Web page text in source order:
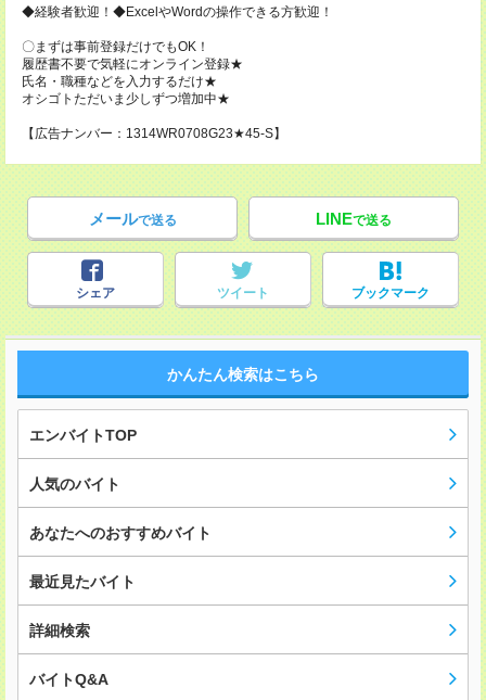
◆経験者歓迎！◆ExcelやWordの操作できる方歓迎！
〇まずは事前登録だけでもOK！
履歴書不要で気軽にオンライン登録★
氏名・職種などを入力するだけ★
オシゴトただいま少しずつ増加中★
【広告ナンバー：1314WR0708G23★45-S】
メールで送る LINEで送る
シェア ツイート ブックマーク
かんたん検索はこちら
エンバイトTOP
人気のバイト
あなたへのおすすめバイト
最近見たバイト
詳細検索
バイトQ&A